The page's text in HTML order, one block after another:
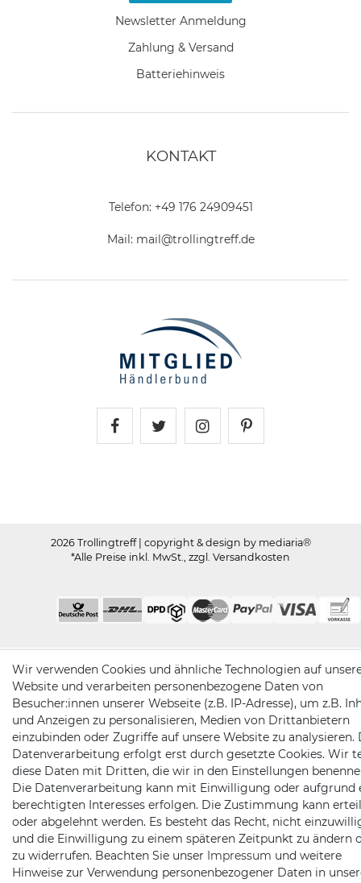
Newsletter Anmeldung
Zahlung & Versand
Batteriehinweis
KONTAKT
Telefon: +49 176 24909451
Mail: mail@trollingtreff.de
2026 Trollingtreff | copyright & design by mediaria®
*Alle Preise inkl. MwSt., zzgl. Versandkosten
Wir verwenden Cookies und ähnliche Technologien auf
Website und verarbeiten personenbezogene Daten von
Besucher:innen unserer Webseite (z.B. IP-Adresse), um z.B.
und Anzeigen zu personalisieren, Medien von Drittanbietern
einzubinden oder Zugriffe auf unsere Website zu analysieren.
Datenverarbeitung erfolgt erst durch gesetzte Cookies. Wir
diese Daten mit Dritten, die wir in den Einstellungen
Die Datenverarbeitung kann mit Einwilligung oder aufgrund
berechtigten Interesses erfolgen. Die Zustimmung kann
oder abgelehnt werden. Es besteht das Recht, nicht
und die Einwilligung zu einem späteren Zeitpunkt zu ändern
zu widerrufen. Beachten Sie unser Impressum und weitere
Hinweise zur Verwendung personenbezogener Daten in